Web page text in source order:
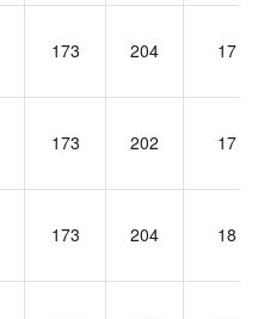
173 204 17
173 202 17
173 204 18